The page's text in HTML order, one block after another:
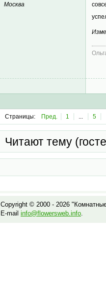
Москва
Страницы: Пред. 1 5
Читают тему
Copyright © 2000 - 2026
E-mail info@flowersweb.info.